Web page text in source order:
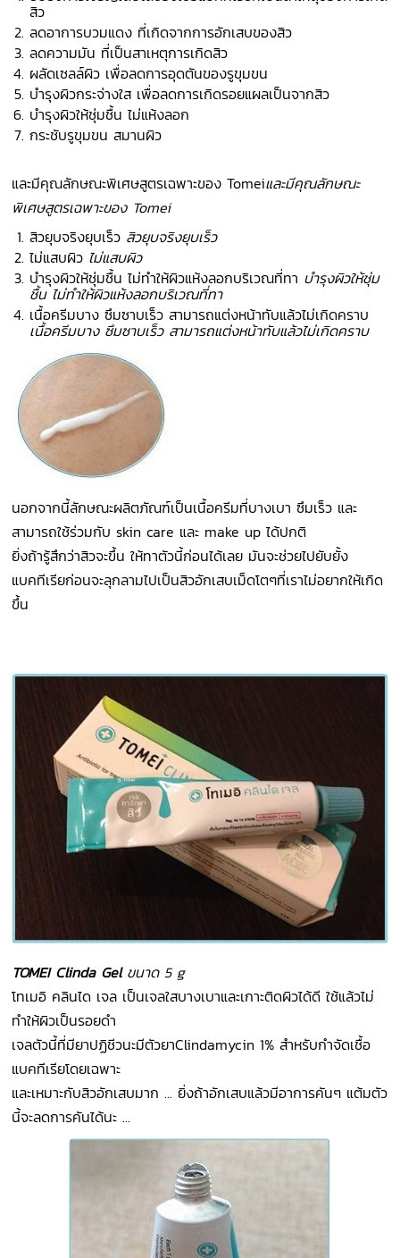
สิว
ลดอาการบวมแดง ที่เกิดจากการอักเสบของสิว
ลดความมัน ที่เป็นสาเหตุการเกิดสิว
ผลัดเซลล์ผิว เพื่อลดการอุดตันของรูขุมขน
บำรุงผิวกระจ่างใส เพื่อลดการเกิดรอยแผลเป็นจากสิว
บำรุงผิวให้ชุ่มชื้น ไม่แห้งลอก
กระชับรูขุมขน สมานผิว
และมีคุณลักษณะพิเศษสูตรเฉพาะของ Tomeiและมีคุณลักษณะ
พิเศษสูตรเฉพาะของ Tomei
สิวยุบจริงยุบเร็ว สิวยุบจริงยุบเร็ว
ไม่แสบผิว ไม่แสบผิว
บำรุงผิวให้ชุ่มชื้น ไม่ทำให้ผิวแห้งลอกบริเวณที่ทา บำรุงผิวให้ชุ่ม
ชื้น ไม่ทำให้ผิวแห้งลอกบริเวณที่ทา
เนื้อครีมบาง ซึมซาบเร็ว สามารถแต่งหน้าทับแล้วไม่เกิดคราบ
เนื้อครีมบาง ซึมซาบเร็ว สามารถแต่งหน้าทับแล้วไม่เกิดคราบ
นอกจากนี้ลักษณะผลิตภัณฑ์เป็นเนื้อครีมที่บางเบา ซึมเร็ว และ
สามารถใช้ร่วมกับ skin care และ make up ได้ปกติ
ยิ่งถ้ารู้สึกว่าสิวจะขึ้น ให้ทาตัวนี้ก่อนได้เลย มันจะช่วยไปยับยั้ง
แบคทีเรียก่อนจะลุกลามไปเป็นสิวอักเสบเม็ดโตๆที่เราไม่อยากให้เกิด
ขึ้น
TOMEI Clinda Gelขนาด 5 g
โทเมอิ คลินได เจล เป็นเจลใสบางเบาและเกาะติดผิวได้ดี ใช้แล้วไม่
ทำให้ผิวเป็นรอยดำ
เจลตัวนี้ที่มียาปฏิชีวนะมีตัวยาClindamycin 1% สำหรับกำจัดเชื้อ
แบคทีเรียโดยเฉพาะ
และเหมาะกับสิวอักเสบมาก ... ยิ่งถ้าอักเสบแล้วมีอาการคันๆ แต้มตัว
นี้จะลดการคันได้นะ ...